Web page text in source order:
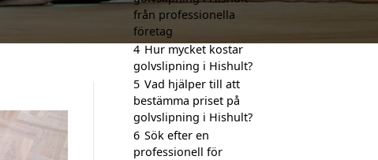
från professionella
företag
4 Hur mycket kostar
golvslipning i Hishult?
5 Vad hjälper till att
bestämma priset på
golvslipning i Hishult?
6 Sök efter en
professionell för